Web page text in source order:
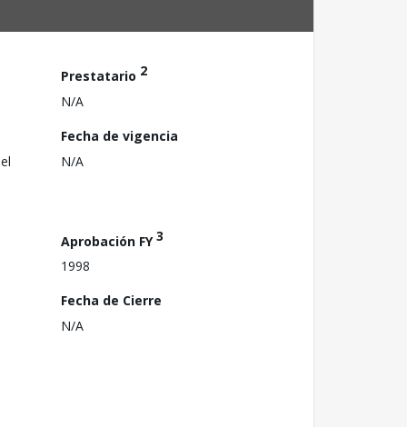
Prestatario 2
N/A
Fecha de vigencia
N/A
Aprobación FY3
1998
Fecha de Cierre
N/A